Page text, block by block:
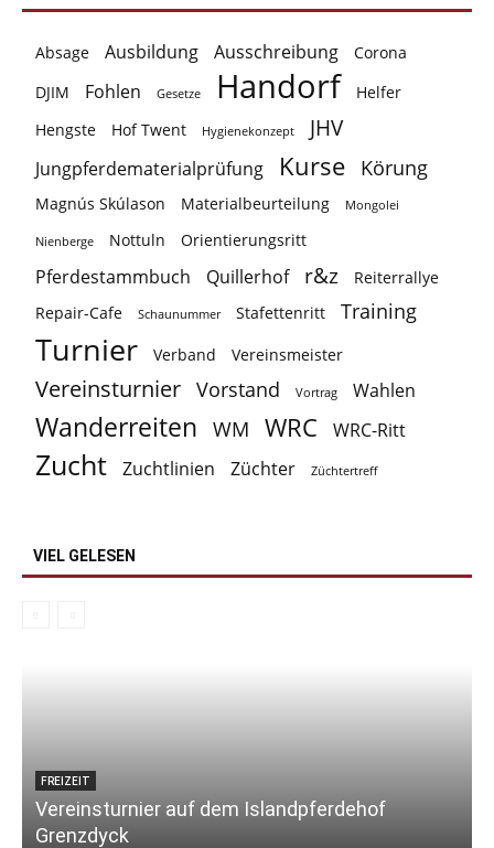
Absage Ausbildung Ausschreibung
Corona
DJIM
Fohlen Gesetze Handorf
Helfer
Hengste
Hof Twent Hygienekonzept JHV
Jungpferdematerialprüfung Kurse Körung
Magnús Skúlason Materialbeurteilung Mongolei
Nienberge Nottuln Orientierungsritt
Pferdestammbuch Quillerhof r&z
Reiterrallye
Repair-Cafe
Schaunummer Stafettenritt Training
Turnier Verband Vereinsmeister
Vereinsturnier Vorstand Vortrag Wahlen
Wanderreiten WM WRC WRC-Ritt
Zucht Zuchtlinien Züchter Züchtertreff
VIEL GELESEN
FREIZEIT
Vereinsturnier auf dem Islandpferdehof
Grenzdyck